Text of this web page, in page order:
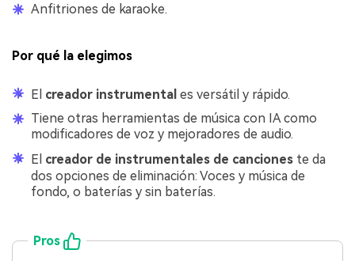
Anfitriones de karaoke.
Por qué la elegimos
El creador instrumental es versátil y rápido.
Tiene otras herramientas de música con IA como
modificadores de voz y mejoradores de audio.
El creador de instrumentales de canciones te da
dos opciones de eliminación: Voces y música de
fondo, o baterías y sin baterías.
Pros